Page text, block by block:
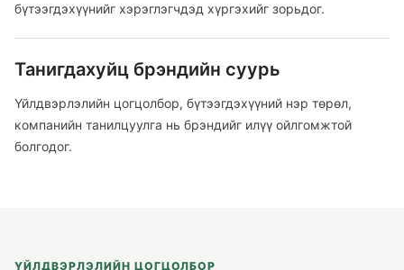
бүтээгдэхүүнийг хэрэглэгчдэд хүргэхийг зорьдог.
Танигдахуйц брэндийн суурь
Үйлдвэрлэлийн цогцолбор, бүтээгдэхүүний нэр төрөл,
компанийн танилцуулга нь брэндийг илүү ойлгомжтой
болгодог.
ҮЙЛДВЭРЛЭЛИЙН ЦОГЦОЛБОР